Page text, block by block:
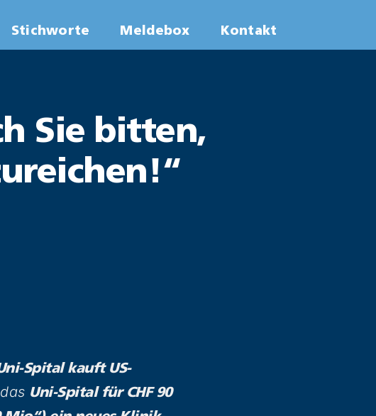
Stichworte Meldebox Kontakt
Sie bitten,
Spital kauft US-
Uni-Spital für CHF 90